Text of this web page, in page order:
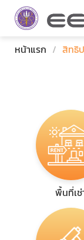
หน้าแรก / สิทธิ
พื้นที่เช่